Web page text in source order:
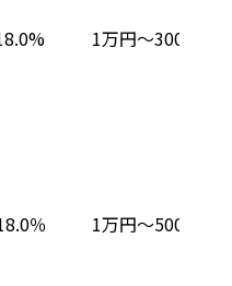
1万円～300万円
％ 1万円～500万円